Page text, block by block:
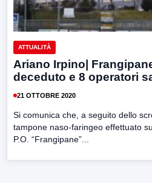
ATTUALITÀ
Ariano Irpino|
deceduto e 8 operatori
21 OTTOBRE 2020
Si comunica che, a seguito dello
tampone naso-faringeo effettuato
P.O. “Frangipane”...